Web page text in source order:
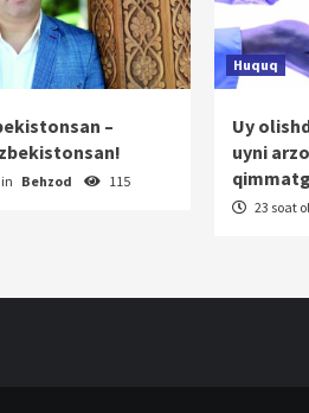
–
Behzod 115
Huquq
Uy
uyni
23 soat